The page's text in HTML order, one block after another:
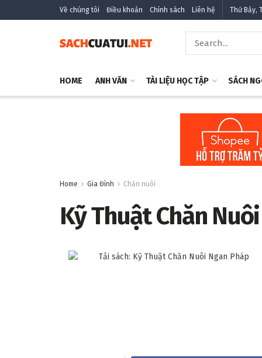
Về chúng tôi Điều khoản Chính sách Liên hệ Thứ Bảy,
HOME ANH VĂN TÀI LIỆU HỌC TẬP SÁCH
Home Gia Đình Chăn nuôi
Kỹ Thuật Chăn